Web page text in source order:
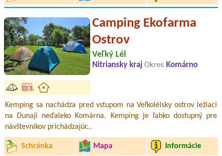
Camping Ekofarma
Ostrov
Veľký Lél
Nitriansky kraj Okres Komárno
Kemping sa nachádza pred vstupom na Veľkolélsky ostrov ležiaci
na Dunaji neďaleko Komárna. Kemping je ľahko dostupný pre
návštevníkov prichádzajúc..
Schránka Mapa Informácie